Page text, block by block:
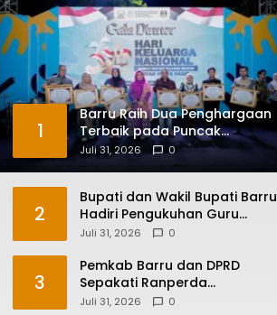
1
Barru Raih Dua Penghargaan
Terbaik pada Puncak
Harganas ke-33 Tingkat
Sulawesi Selatan
Juli 31, 2026 0
2
Bupati dan Wakil Bupati Barru
Hadiri Pengukuhan Guru
Besar UNM, Apresiasi Capaian
Juli 31, 2026 0
3
Pemkab Barru dan DPRD
Sepakati Ranperda
Pertanggungjawaban APBD
Juli 31, 2026 0